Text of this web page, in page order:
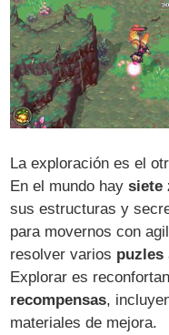
La exploración es el
En el mundo haysiete
sus estructuras y
para movernos con
resolver varios puzles
Explorar es
recompensas,
materiales de mejora.